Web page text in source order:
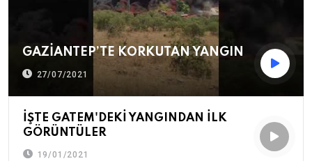
GAZİANTEP’TE KORKUTAN YANGIN
27/07/2021
İŞTE GATEM'DEKİ YANGINDAN İLK
GÖRÜNTÜLER
19/01/2021